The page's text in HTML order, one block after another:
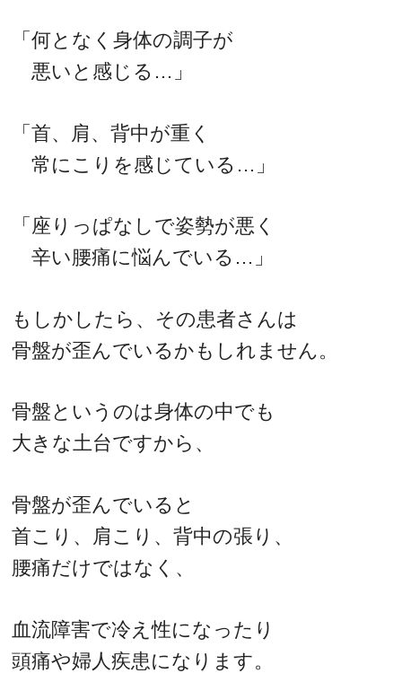
「何となく身体の調子が
悪いと感じる…」
「首、肩、背中が重く
常にこりを感じている…」
「座りっぱなしで姿勢が悪く
辛い腰痛に悩んでいる…」
もしかしたら、その患者さんは
骨盤が歪んでいるかもしれません。
骨盤というのは身体の中でも
大きな土台ですから、
骨盤が歪んでいると
首こり、肩こり、背中の張り、
腰痛だけではなく、
血流障害で冷え性になったり
頭痛や婦人疾患になります。